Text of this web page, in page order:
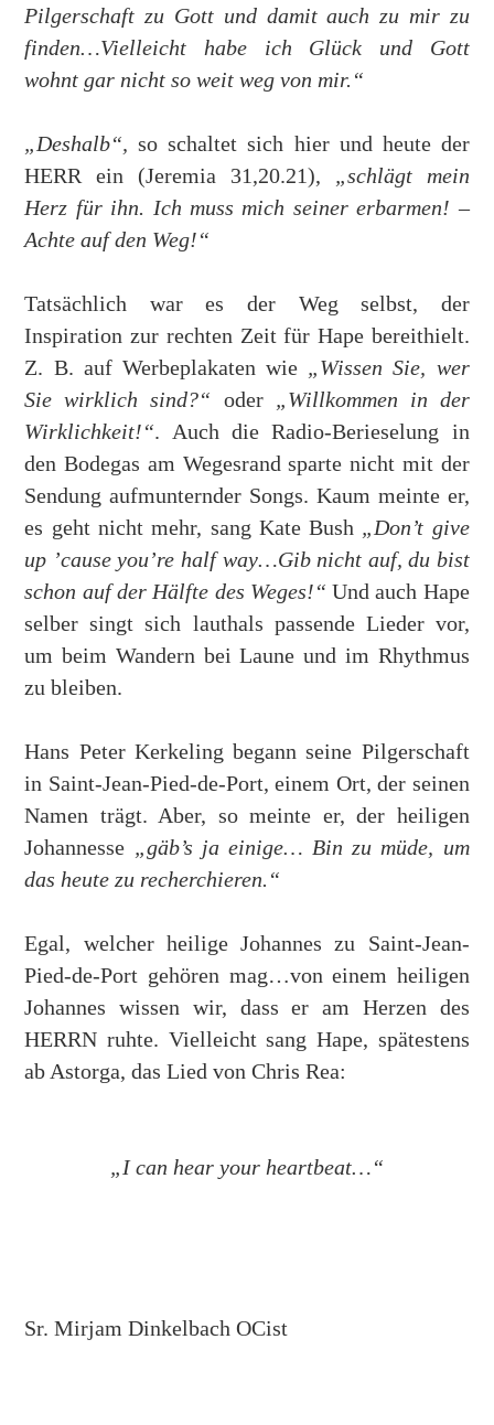
Pilgerschaft zu Gott und damit auch zu mir zu
finden…Vielleicht habe ich Glück und Gott
wohnt gar nicht so weit weg von mir.“
„Deshalb“,so schaltet sich hier und heute der
HERR ein (Jeremia 31,20.21), „schlägt mein
Herz für ihn. Ich muss mich seiner erbarmen! –
Achte auf den Weg!“
Tatsächlich war es der Weg selbst, der
Inspiration zur rechten Zeit für Hape bereithielt.
Z. B. auf Werbeplakaten wie „Wissen Sie, wer
Sie wirklich sind?“ oder „Willkommen in der
Wirklichkeit!“. Auch die Radio-Berieselung in
den Bodegas am Wegesrand sparte nicht mit der
Sendung aufmunternder Songs. Kaum meinte er,
es geht nicht mehr, sang Kate Bush „Don’t give
up ’cause you’re half way…Gib nicht auf, du bist
schon auf der Hälfte des Weges!“ Und auch Hape
selber singt sich lauthals passende Lieder vor,
um beim Wandern bei Laune und im Rhythmus
zu bleiben.
Hans Peter Kerkeling begann seine Pilgerschaft
in Saint-Jean-Pied-de-Port, einem Ort, der seinen
Namen trägt. Aber, so meinte er, der heiligen
Johannesse „gäb’s ja einige… Bin zu müde, um
das heute zu recherchieren.“
Egal, welcher heilige Johannes zu Saint-Jean-
Pied-de-Port gehören mag…von einem heiligen
Johannes wissen wir, dass er am Herzen des
HERRN ruhte. Vielleicht sang Hape, spätestens
ab Astorga, das Lied von Chris Rea:
„I can hear your heartbeat…“
Sr. Mirjam Dinkelbach OCist